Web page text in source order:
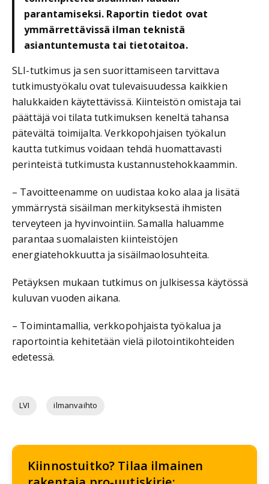
parantamiseksi. Raportin tiedot ovat
ymmärrettävissä ilman teknistä
asiantuntemusta tai tietotaitoa.
SLI-tutkimus ja sen suorittamiseen tarvittava
tutkimustyökalu ovat tulevaisuudessa kaikkien
halukkaiden käytettävissä. Kiinteistön omistaja tai
päättäjä voi tilata tutkimuksen keneltä tahansa
pätevältä toimijalta. Verkkopohjaisen työkalun
kautta tutkimus voidaan tehdä huomattavasti
perinteistä tutkimusta kustannustehokkaammin.
– Tavoitteenamme on uudistaa koko alaa ja lisätä
ymmärrystä sisäilman merkityksestä ihmisten
terveyteen ja hyvinvointiin. Samalla haluamme
parantaa suomalaisten kiinteistöjen
energiatehokkuutta ja sisäilmaolosuhteita.
Petäyksen mukaan tutkimus on julkisessa käytössä
kuluvan vuoden aikana.
– Toimintamallia, verkkopohjaista työkalua ja
raportointia kehitetään vielä pilotointikohteiden
edetessä.
LVI ilmanvaihto
Kiinnostuitko? Tilaa ilmainen